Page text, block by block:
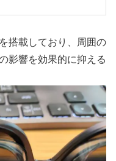
搭載しており、周囲の
影響を効果的に抑える